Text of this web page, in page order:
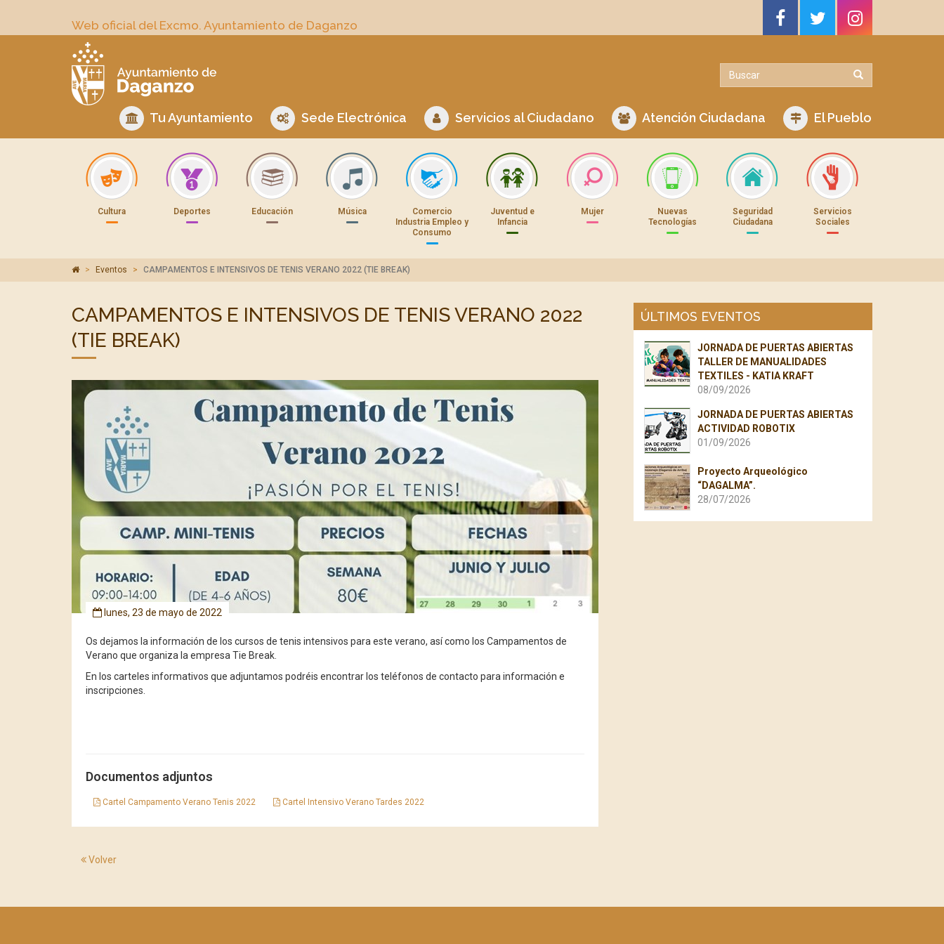
Web oficial del Excmo. Ayuntamiento de Daganzo
Tu Ayuntamiento Sede Electrónica Servicios al Ciudadano Atención Ciudadana El Pueblo
Cultura Deportes Educación Música
Comercio
Industria Empleo y
Consumo
Juventud e
Infancia
Mujer
Nuevas
Tecnologías
Seguridad
Ciudadana
Servicios
Sociales
Eventos CAMPAMENTOS E INTENSIVOS DE TENIS VERANO 2022 (TIE BREAK)
CAMPAMENTOS E INTENSIVOS DE TENIS VERANO 2022
(TIE BREAK)
lunes, 23 de mayo de 2022
Os dejamos la información de los cursos de tenis intensivos para este verano, así como los Campamentos de
Verano que organiza la empresa Tie Break.
En los carteles informativos que adjuntamos podréis encontrar los teléfonos de contacto para información e
inscripciones.
Documentos adjuntos
Cartel Campamento Verano Tenis 2022 Cartel Intensivo Verano Tardes 2022
Volver
ÚLTIMOS EVENTOS
JORNADA DE PUERTAS ABIERTAS
TALLER DE MANUALIDADES
TEXTILES - KATIA KRAFT
08/09/2026
JORNADA DE PUERTAS ABIERTAS
ACTIVIDAD ROBOTIX
01/09/2026
Proyecto Arqueológico
“DAGALMA”.
28/07/2026